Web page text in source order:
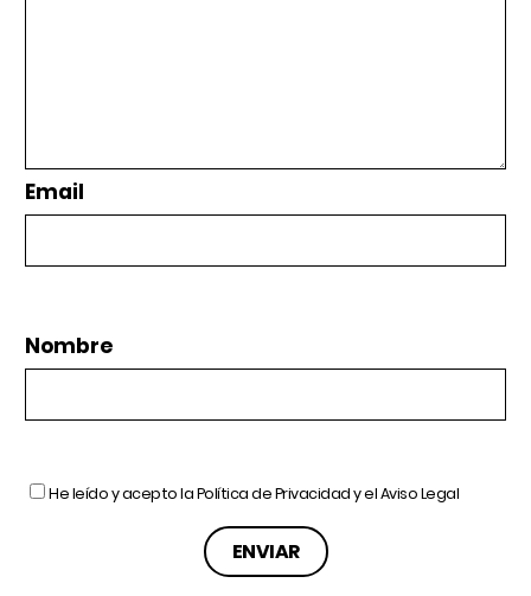
Email
Nombre
He leído y acepto laPolítica de Privacidady elAviso Legal